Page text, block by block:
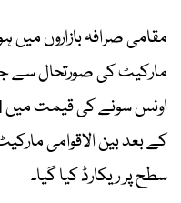
مقامی صرافہ بازاروں میں
مارکیٹ کی صورتحال سے
سطح پر ریکارڈ کیا گیا۔